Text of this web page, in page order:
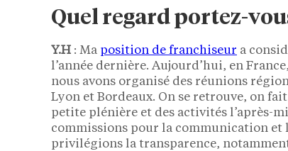
Quel regard portez-
Y.H : Ma position de franchiseur a
l’année dernière. Aujourd’hui, en
nous avons organisé des réunions
Lyon et Bordeaux. On se retrouve, on
petite plénière et des activités l’après-
commissions pour la communication et
privilégions la transparence,